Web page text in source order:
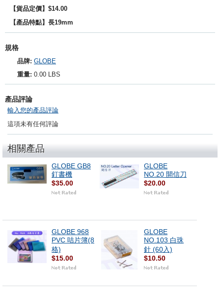
【貨品定價】$14.00
【產品特點】長19mm
規格
品牌: GLOBE
重量: 0.00 LBS
產品評論
輸入您的產品評論
這項未有任何評論
相關產品
GLOBE GB8
釘書機
$35.00
GLOBE
NO.20 開信刀
$20.00
GLOBE 968
PVC 咭片簿(8
格)
$15.00
GLOBE
NO.103 白珠
針 (60入)
$10.50